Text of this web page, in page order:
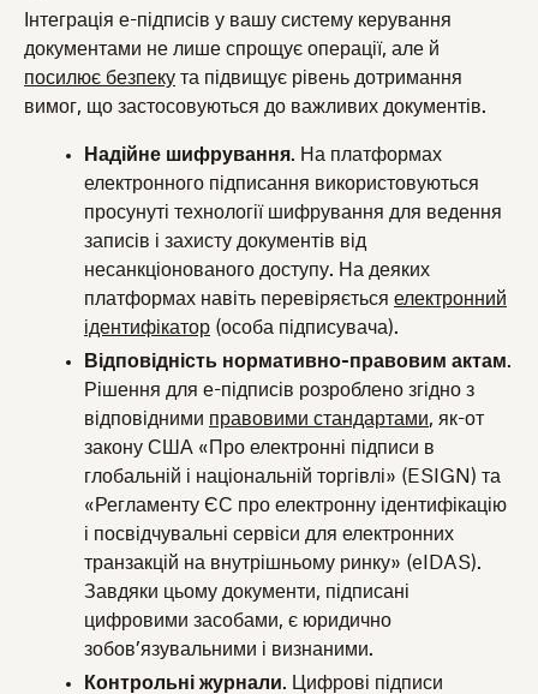
Інтеграція е-підписів у вашу систему керування
документами не лише спрощує операції, але й
посилює безпеку та підвищує рівень дотримання
вимог, що застосовуються до важливих документів.
Надійне шифрування. На платформах
електронного підписання використовуються
просунуті технології шифрування для ведення
записів і захисту документів від
несанкціонованого доступу. На деяких
платформах навіть перевіряється електронний
ідентифікатор (особа підписувача).
Відповідність нормативно-правовим актам.
Рішення для е-підписів розроблено згідно з
відповідними правовими стандартами, як-от
закону США «Про електронні підписи в
глобальній і національній торгівлі» (ESIGN) та
«Регламенту ЄС про електронну ідентифікацію
і посвідчувальні сервіси для електронних
транзакцій на внутрішньому ринку» (eIDAS).
Завдяки цьому документи, підписані
цифровими засобами, є юридично
зобов’язувальними і визнаними.
Контрольні журнали. Цифрові підписи